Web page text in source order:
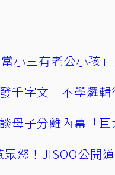
小三有老公小孩
千字文「不學邏輯
母子分離內幕「巨
怒！JISOO公開